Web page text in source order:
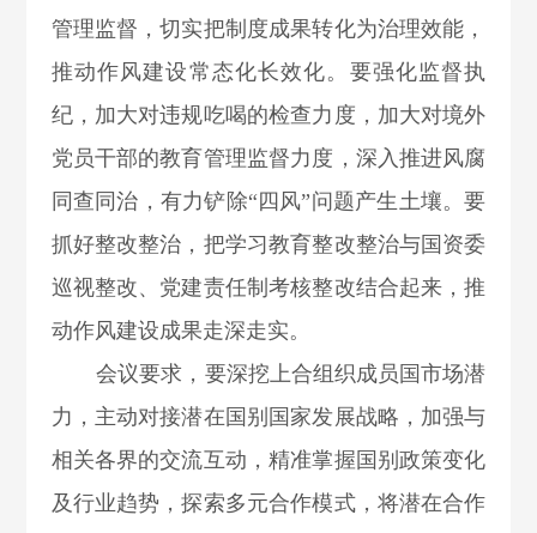
管理监督，切实把制度成果转化为治理效能，
推动作风建设常态化长效化。要强化监督执
纪，加大对违规吃喝的检查力度，加大对境外
党员干部的教育管理监督力度，深入推进风腐
同查同治，有力铲除“四风”问题产生土壤。要
抓好整改整治，把学习教育整改整治与国资委
巡视整改、党建责任制考核整改结合起来，推
动作风建设成果走深走实。
会议要求，要深挖上合组织成员国市场潜
力，主动对接潜在国别国家发展战略，加强与
相关各界的交流互动，精准掌握国别政策变化
及行业趋势，探索多元合作模式，将潜在合作